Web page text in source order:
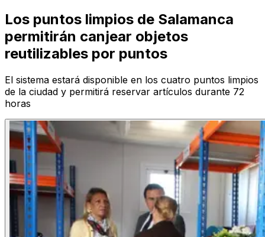
Los puntos limpios de Salamanca
permitirán canjear objetos
reutilizables por puntos
El sistema estará disponible en los cuatro puntos limpios
de la ciudad y permitirá reservar artículos durante 72
horas